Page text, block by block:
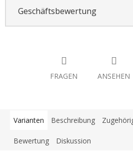
Geschäftsbewertung
FRAGEN ANSEHEN
Varianten Beschreibung
Bewertung Diskussion